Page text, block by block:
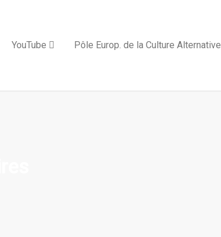
YouTube Pôle Europ. de la Culture Alternative